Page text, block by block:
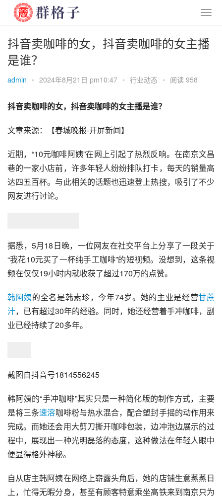
抖音卖咖啡的女，抖音卖咖啡的女主播
是谁？
admin • 2024年8月21日 pm10:47 • 行业动态 • 阅读 958
抖音卖咖啡的女，抖音卖咖啡的女主播是谁？
文章来源：【春城晚报-开屏新闻】
近期，“10元咖啡阿姨”在网上引起了热烈反响。在南京文昌
巷的一家小店前，许多年轻人纷纷排队打卡，每天的销量高
达四五百杯。与此相关的话题也迅速登上热搜，吸引了不少
网友进行讨论。
据悉，5月18日晚，一位网友在社交平台上分享了一段关于
“我花10元买了一杯纯手工咖啡”的短视频。没想到，这条视
频在仅仅19小时内就收获了超过170万的点赞。
韩阿姨的全名是韩素珍，今年74岁。她的主业是经营甘蔗
汁，已有超过30年的经验。同时，她还经营着手冲咖啡，副
业已经持续了20多年。
截图自抖音号1814556245
韩阿姨的“手冲咖啡”其实只是一种简化版的制作方式，主要
是将三条速溶咖啡粉与热水混合，配合塑封手摇的动作用来
完成。而她还会用大剪刀撕开咖啡包装，边冲泡边展示的过
程中，展现出一种光明磊落的态度，这种做法在年轻人眼中
便显得格外神秘。
自从店主韩阿姨在网络上崭露头角后，她的店铺生意蒸蒸日
上，忙得无暇分身，甚至有顾客特意乘坐高铁来到南京只为